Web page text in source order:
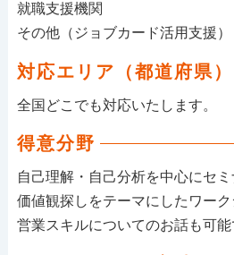
就職支援機関
その他（ジョブカード活用支援）
対応エリア（都道府県）
全国どこでも対応いたします。
得意分野
自己理解・自己分析を中心にセ
価値観探しをテーマにしたワー
営業スキルについてのお話も可能